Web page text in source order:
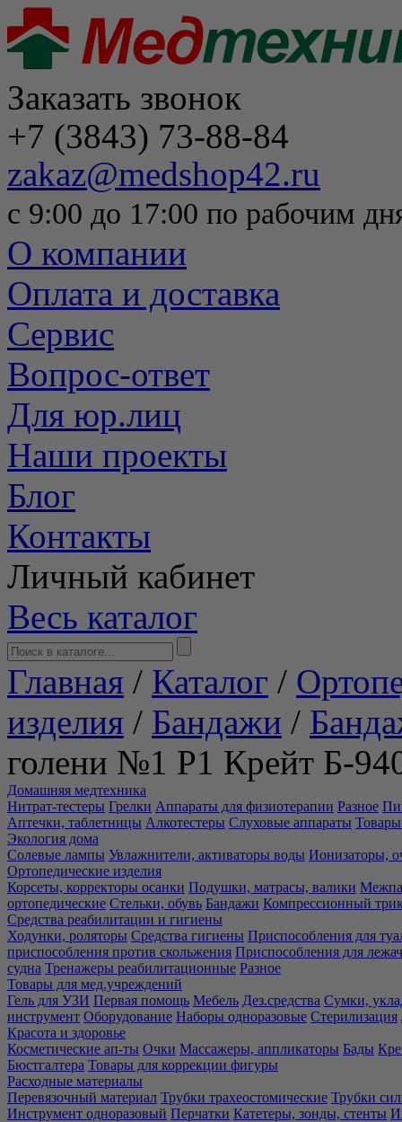
Заказать звонок
+7 (3843) 73-88-84
zakaz@medshop42.ru
с 9:00 до 17:00 по рабочим
О компании
Оплата и доставка
Сервис
Вопрос-ответ
Для юр.лиц
Наши проекты
Блог
Контакты
Личный кабинет
Весь каталог
Главная / Каталог /
изделия / Бандажи /
голени №1 Р1 Крейт Б-
Домашняя медтехника
Нитрат-тестеры Грелки Аппараты для физиотерапии Разное
Аптечки, таблетницы Алкотестеры Слуховые аппараты Товары
Экология дома
Солевые лампы Увлажнители, активаторы воды Ионизаторы,
Ортопедические изделия
Корсеты, корректоры осанки Подушки, матрасы, валики
ортопедические Стельки, обувь Бандажи Компрессионный
Средства реабилитации и гигиены
Ходунки, роляторы Средства гигиены Приспособления для
приспособления против скольжения Приспособления для
судна Тренажеры реабилитационные Разное
Товары для мед.учреждений
Гель для УЗИ Первая помощь Мебель Дез.средства Сумки,
инструмент Оборудование Наборы одноразовые Стерилизация
Красота и здоровье
Косметические ап-ты Очки Массажеры, аппликаторы Бады
Бюстгалтера Товары для коррекции фигуры
Расходные материалы
Перевязочный материал Трубки трахеостомические Трубки
Инструмент одноразовый Перчатки Катетеры, зонды, стенты